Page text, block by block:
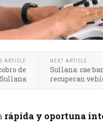
ARTICLE
de
NEXT ARTICLE
Sullana: cae
recuperan
rápida y oportuna